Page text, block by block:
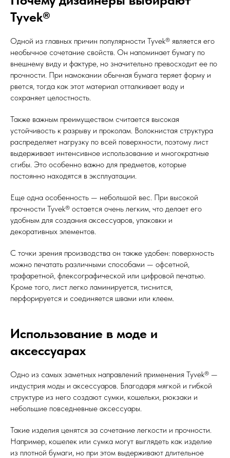
Tyvek®
Одной из главных причин популярности Tyvek® является его
необычное сочетание свойств. Он напоминает бумагу по
внешнему виду и фактуре, но значительно превосходит ее по
прочности. При намокании обычная бумага теряет форму и
рвется, тогда как этот материал отталкивает воду и
сохраняет целостность.
Также важным преимуществом считается высокая
устойчивость к разрыву и проколам. Волокнистая структура
распределяет нагрузку по всей поверхности, поэтому лист
выдерживает интенсивное использование и многократные
сгибы. Это особенно важно для предметов, которые
постоянно находятся в эксплуатации.
Еще одна особенность — небольшой вес. При высокой
прочности Tyvek® остается очень легким, что делает его
удобным для создания аксессуаров, упаковки и
декоративных элементов.
С точки зрения производства он также удобен: поверхность
можно печатать различными способами — офсетной,
трафаретной, флексографической или цифровой печатью.
Кроме того, лист легко ламинируется, тиснится,
перфорируется и соединяется швами или клеем.
Использование в моде и
аксессуарах
Одно из самых заметных направлений применения Tyvek® —
индустрия моды и аксессуаров. Благодаря мягкой и гибкой
структуре из него создают сумки, кошельки, рюкзаки и
небольшие повседневные аксессуары.
Такие изделия ценятся за сочетание легкости и прочности.
Например, кошелек или сумка могут выглядеть как изделие
из плотной бумаги, но при этом выдерживают длительное